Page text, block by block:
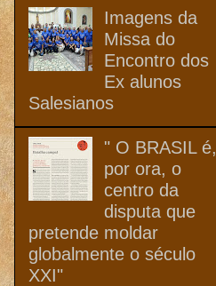
Imagens da
Missa do
Encontro dos
Ex alunos
Salesianos
" O BRASIL é,
por ora, o
centro da
disputa que
pretende moldar
globalmente o século
XXI"